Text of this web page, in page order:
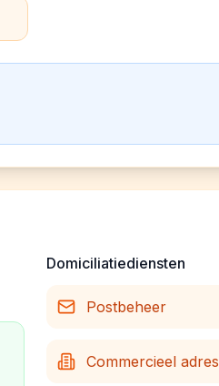
Domiciliatiediensten
Postbeheer
Commercieel adres